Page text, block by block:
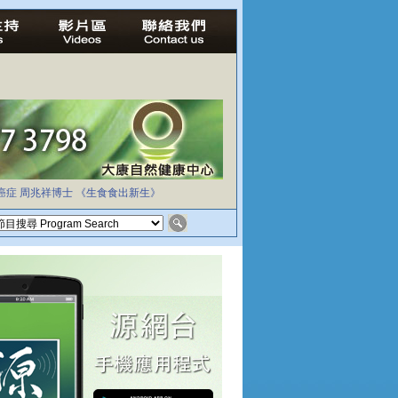
症 周兆祥博士 《生食食出新生》